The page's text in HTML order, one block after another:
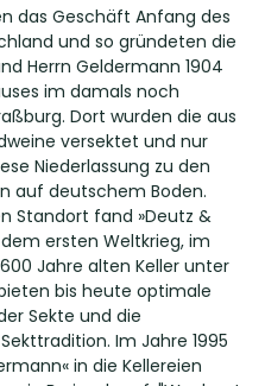
das Geschäft Anfang des
und so gründeten die
Herrn Geldermann 1904
im damals noch
Dort wurden die aus
versektet und nur
Niederlassung zu den
auf deutschem Boden.
Standort fand »Deutz &
ersten Weltkrieg, im
Jahre alten Keller unter
bis heute optimale
Sekte und die
Im Jahre 1995
in die Kellereien